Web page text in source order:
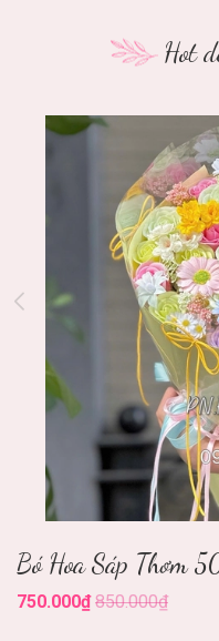
Hot
Bó Hoa Sáp Thơm
750.000₫ 850.000₫